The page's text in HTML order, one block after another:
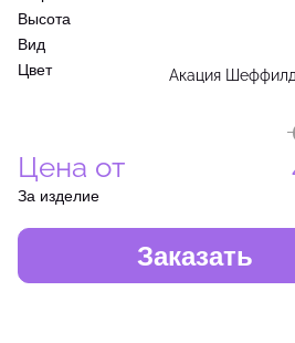
Высота
Вид
Цвет
Акация
Цена от
За изделие
Заказать